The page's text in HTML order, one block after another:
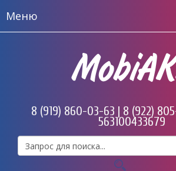
Меню
8 (919) 860-03-63 | 8 (922)
563100433679